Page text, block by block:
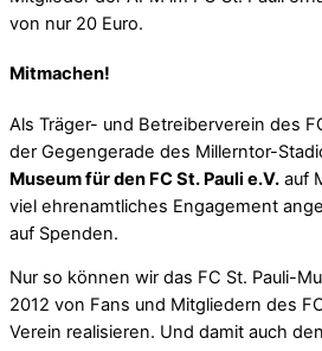
von nur 20 Euro.
Mitmachen!
Als Träger- und Betreiberverein des
der Gegengerade des Millerntor-
Museum für den FC St. Pauli e.V. auf
viel ehrenamtliches Engagement
auf Spenden.
Nur so können wir das FC St. Pauli-
2012 von Fans und Mitgliedern des
Verein realisieren. Und damit auch